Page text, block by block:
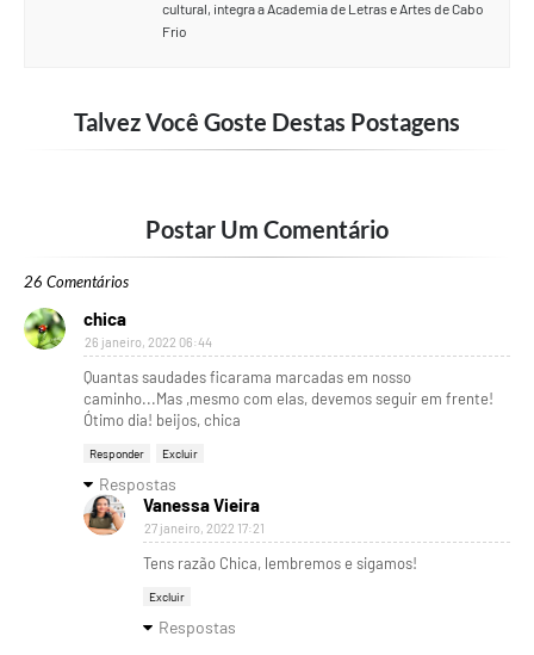
cultural, integra a Academia de Letras e Artes de Cabo
Frio
Talvez Você Goste Destas Postagens
Postar Um Comentário
26 Comentários
chica
26 janeiro, 2022 06:44
Quantas saudades ficarama marcadas em nosso
caminho...Mas ,mesmo com elas, devemos seguir em frente!
Ótimo dia! beijos, chica
Responder Excluir
Respostas
Vanessa Vieira
27 janeiro, 2022 17:21
Tens razão Chica, lembremos e sigamos!
Excluir
Respostas